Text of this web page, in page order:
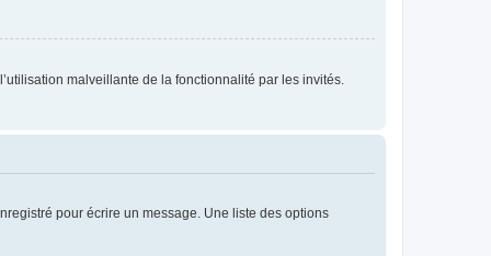
malveillante de la fonctionnalité par les invités.
pour écrire un message. Une liste des options